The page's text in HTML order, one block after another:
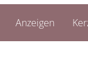
Anzeigen